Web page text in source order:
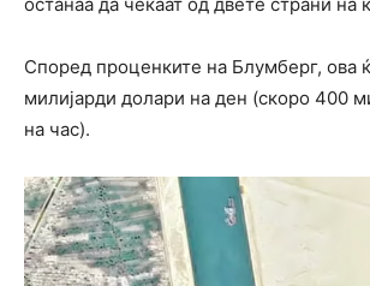
останаа да чекаат од двете страни на
Според проценките на Блумберг, ова
милијарди долари на ден (скоро 400
на час).